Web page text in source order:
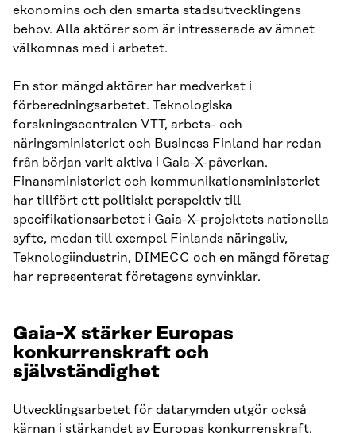
ekonomins och den smarta stadsutvecklingens
behov. Alla aktörer som är intresserade av ämnet
välkomnas med i arbetet.
En stor mängd aktörer har medverkat i
förberedningsarbetet. Teknologiska
forskningscentralen VTT, arbets- och
näringsministeriet och Business Finland har redan
från början varit aktiva i Gaia-X-påverkan.
Finansministeriet och kommunikationsministeriet
har tillfört ett politiskt perspektiv till
specifikationsarbetet i Gaia-X-projektets nationella
syfte, medan till exempel Finlands näringsliv,
Teknologiindustrin, DIMECC och en mängd företag
har representerat företagens synvinklar.
Gaia-X stärker Europas
konkurrenskraft och
självständighet
Utvecklingsarbetet för datarymden utgör också
kärnan i stärkandet av Europas konkurrenskraft.